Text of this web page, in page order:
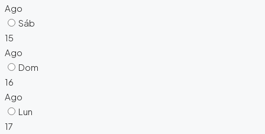
Ago
Sáb
15
Ago
Dom
16
Ago
Lun
17